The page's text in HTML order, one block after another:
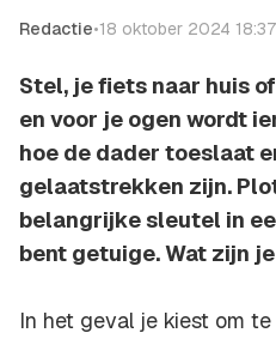
Redactie•18 oktober 2024 18:37
Stel, je fiets naar huis
en voor je ogen wordt
hoe de dader toeslaat
gelaatstrekken zijn.
belangrijke sleutel in
bent getuige. Wat zijn
In het geval je kiest om